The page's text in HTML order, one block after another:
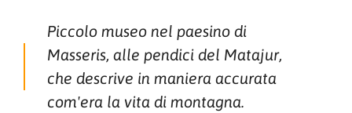
Piccolo museo nel paesino di
Masseris, alle pendici del Matajur,
che descrive in maniera accurata
com'era la vita di montagna.